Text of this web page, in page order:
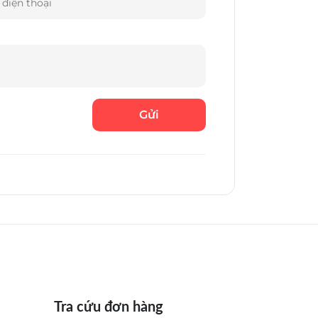
Tra cứu đơn hàng